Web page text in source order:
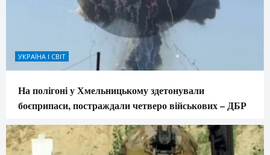
УКРАЇНА І СВІТ
На полігоні у Хмельницькому здетонували
боєприпаси, постраждали четверо військових – ДБР